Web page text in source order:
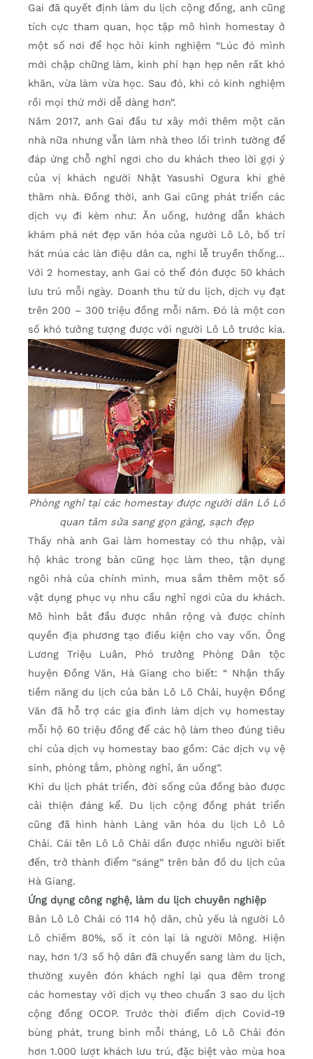
Gai đã quyết định làm du lịch cộng đồng, anh cũng
tích cực tham quan, học tập mô hình homestay ở
một số nơi để học hỏi kinh nghiệm “Lúc đó mình
mới chập chững làm, kinh phí hạn hẹp nên rất khó
khăn, vừa làm vừa học. Sau đó, khi có kinh nghiệm
rồi mọi thứ mới dễ dàng hơn”.
Năm 2017, anh Gai đầu tư xây mới thêm một căn
nhà nữa nhưng vẫn làm nhà theo lối trình tường để
đáp ứng chỗ nghỉ ngơi cho du khách theo lời gợi ý
của vị khách người Nhật Yasushi Ogura khi ghé
thăm nhà. Đồng thời, anh Gai cũng phát triển các
dịch vụ đi kèm như: Ăn uống, hướng dẫn khách
khám phá nét đẹp văn hóa của người Lô Lô, bố trí
hát múa các làn điệu dân ca, nghi lễ truyền thống…
Với 2 homestay, anh Gai có thể đón được 50 khách
lưu trú mỗi ngày. Doanh thu từ du lịch, dịch vụ đạt
trên 200 – 300 triệu đồng mỗi năm. Đó là một con
số khó tưởng tượng được với người Lô Lô trước kia.
Phòng nghỉ tại các homestay được người dân Lô Lô
quan tâm sửa sang gọn gàng, sạch đẹp
Thấy nhà anh Gai làm homestay có thu nhập, vài
hộ khác trong bản cũng học làm theo, tận dụng
ngôi nhà của chính mình, mua sắm thêm một số
vật dụng phục vụ nhu cầu nghỉ ngơi của du khách.
Mô hình bắt đầu được nhân rộng và được chính
quyền địa phương tạo điều kiện cho vay vốn. Ông
Lương Triệu Luân, Phó trưởng Phòng Dân tộc
huyện Đồng Văn, Hà Giang cho biết: “ Nhận thấy
tiềm năng du lịch của bản Lô Lô Chải, huyện Đồng
Văn đã hỗ trợ các gia đình làm dịch vụ homestay
mỗi hộ 60 triệu đồng để các hộ làm theo đúng tiêu
chí của dịch vụ homestay bao gồm: Các dịch vụ vệ
sinh, phòng tắm, phòng nghỉ, ăn uống”.
Khi du lịch phát triển, đời sống của đồng bào được
cải thiện đáng kể. Du lịch cộng đồng phát triển
cũng đã hình hành Làng văn hóa du lịch Lô Lô
Chải. Cái tên Lô Lô Chải dần được nhiều người biết
đến, trở thành điểm “sáng” trên bản đồ du lịch của
Hà Giang.
Ứng dụng công nghệ, làm du lịch chuyên nghiệp
Bản Lô Lô Chải có 114 hộ dân, chủ yếu là người Lô
Lô chiếm 80%, số ít còn lại là người Mông. Hiện
nay, hơn 1/3 số hộ dân đã chuyển sang làm du lịch,
thường xuyên đón khách nghỉ lại qua đêm trong
các homestay với dịch vụ theo chuẩn 3 sao du lịch
cộng đồng OCOP. Trước thời điểm dịch Covid-19
bùng phát, trung bình mỗi tháng, Lô Lô Chải đón
hơn 1.000 lượt khách lưu trú, đặc biệt vào mùa hoa